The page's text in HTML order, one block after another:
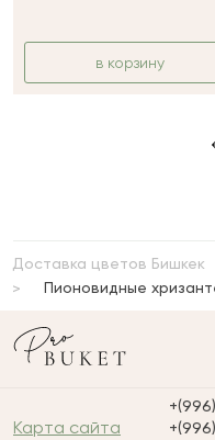
в корзину
Доставка цветов Бишкек
Пионовидные
Карта сайта